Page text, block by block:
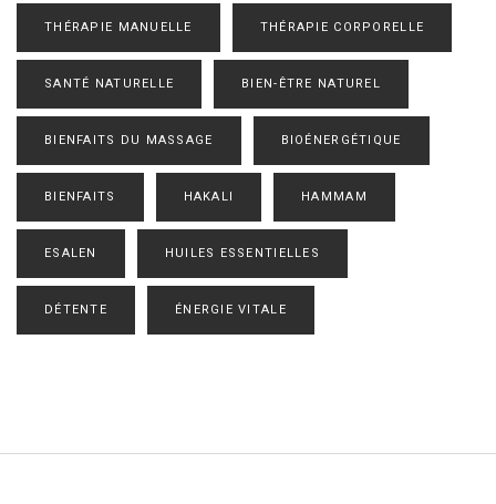
THÉRAPIE MANUELLE THÉRAPIE CORPORELLE
SANTÉ NATURELLE BIEN-ÊTRE NATUREL
BIENFAITS DU MASSAGE BIOÉNERGÉTIQUE
BIENFAITS HAKALI HAMMAM
ESALEN HUILES ESSENTIELLES
DÉTENTE ÉNERGIE VITALE